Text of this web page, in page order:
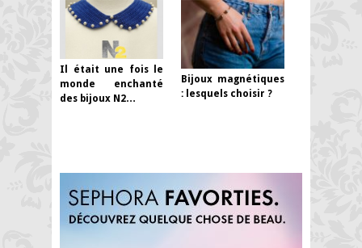
Il était une fois le
monde enchanté
des bijoux N2…
Bijoux magnétiques
: lesquels choisir ?